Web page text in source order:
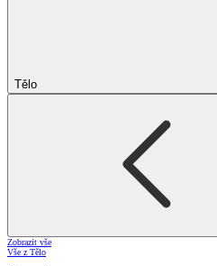
Tělo
Zobrazit vše
Vše z Tělo